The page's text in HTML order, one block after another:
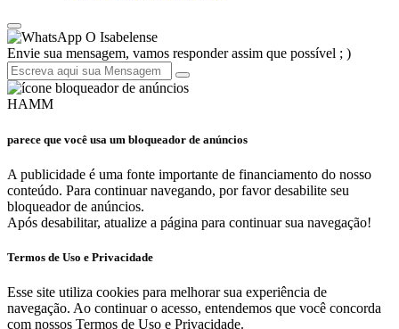
O Isabelense
Envie sua mensagem, vamos responder assim que possível ; )
HAMM
parece que você usa um bloqueador de anúncios
A publicidade é uma fonte importante de financiamento do nosso
conteúdo. Para continuar navegando, por favor desabilite seu
bloqueador de anúncios.
Após desabilitar, atualize a página para continuar sua navegação!
Termos de Uso e Privacidade
Esse site utiliza cookies para melhorar sua experiência de
navegação. Ao continuar o acesso, entendemos que você concorda
com nossos Termos de Uso e Privacidade.